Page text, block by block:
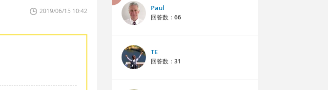
2019/06/15 10:42 Paul
回答数： 66
TE
回答数： 31